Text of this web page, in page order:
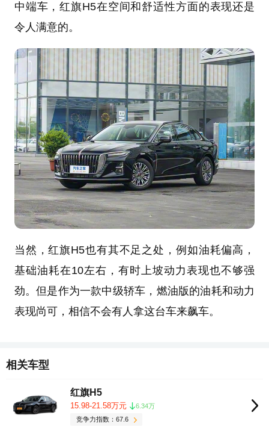
中端车，红旗H5在空间和舒适性方面的表现还是
令人满意的。
当然，红旗H5也有其不足之处，例如油耗偏高，
基础油耗在10左右，有时上坡动力表现也不够强
劲。但是作为一款中级轿车，燃油版的油耗和动力
表现尚可，相信不会有人拿这台车来飙车。
相关车型
红旗H5
15.98-21.58万元
6.34万
竞争力指数：67.6